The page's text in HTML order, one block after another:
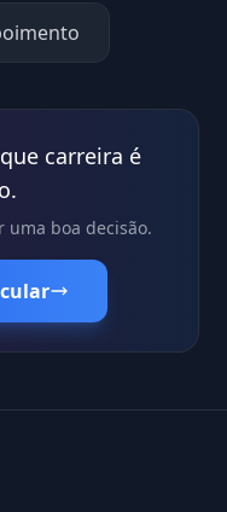
carreira é
uma boa decisão.